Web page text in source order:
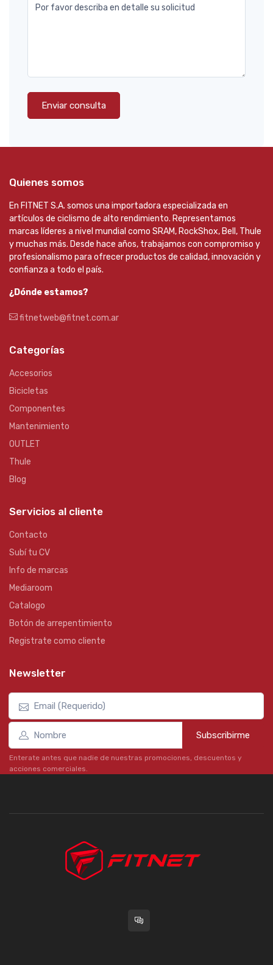
Por favor describa en detalle su solicitud
Enviar consulta
Quienes somos
En FITNET S.A. somos una importadora especializada en
artículos de ciclismo de alto rendimiento. Representamos
marcas líderes a nivel mundial como SRAM, RockShox, Bell, Thule
y muchas más. Desde hace años, trabajamos con compromiso y
profesionalismo para ofrecer productos de calidad, innovación y
confianza a todo el país.
¿Dónde estamos?
fitnetweb@fitnet.com.ar
Categorías
Accesorios
Bicicletas
Componentes
Mantenimiento
OUTLET
Thule
Blog
Servicios al cliente
Contacto
Subí tu CV
Info de marcas
Mediaroom
Catalogo
Botón de arrepentimiento
Registrate como cliente
Newsletter
Subscribirme
Enterate antes que nadie de nuestras promociones, descuentos y
acciones comerciales.